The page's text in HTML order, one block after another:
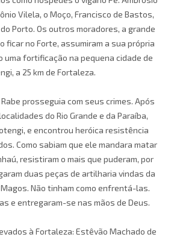
Vilela, o Moço, Francisco de Bastos,
Porto. Os outros moradores, a grande
ficar no Forte, assumiram a sua própria
fortificação na pequena cidade de
a 25 km de Fortaleza.
prosseguia com seus crimes. Após
do Rio Grande e da Paraíba,
e encontrou heróica resistência
Como sabiam que ele mandara matar
resistiram o mais que puderam, por
duas peças de artilharia vindas da
Não tinham como enfrentá-las.
e entregaram-se nas mãos de Deus.
à Fortaleza: Estêvão Machado de